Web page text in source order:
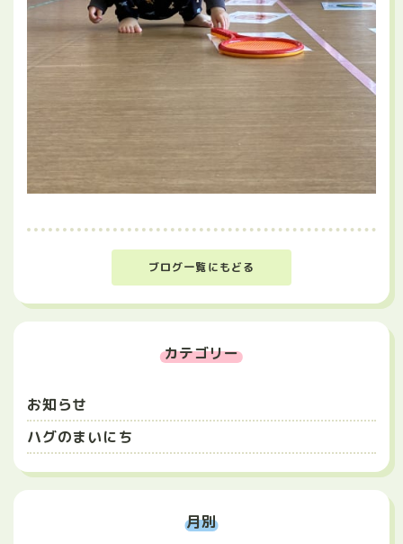
ブログ一覧にもどる
カテゴリー
お知らせ
ハグのまいにち
月別